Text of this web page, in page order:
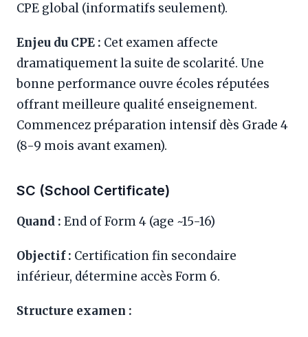
CPE global (informatifs seulement).
Enjeu du CPE : Cet examen affecte
dramatiquement la suite de scolarité. Une
bonne performance ouvre écoles réputées
offrant meilleure qualité enseignement.
Commencez préparation intensif dès Grade 4
(8-9 mois avant examen).
SC (School Certificate)
Quand : End of Form 4 (age ~15-16)
Objectif : Certification fin secondaire
inférieur, détermine accès Form 6.
Structure examen :